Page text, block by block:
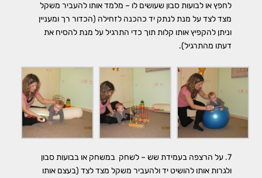
לחפץ או לבועות סבון שעושים לו – מלמד אותו להעביר משקל
מצד לצד על מנת לנתק יד כהכנה לזחילה (הכדור רך ומעניין
וניתן להקפיץ אותו קלות תוך כדי התרגיל על מנת להסיח את
דעתו מהתרגיל).
7. על הרצפה בעמידת שש – לשחק במשחק או בבועות סבון
ולגרות אותו להושיט יד ולהעביר משקל מצד לצד (בעצם אותו